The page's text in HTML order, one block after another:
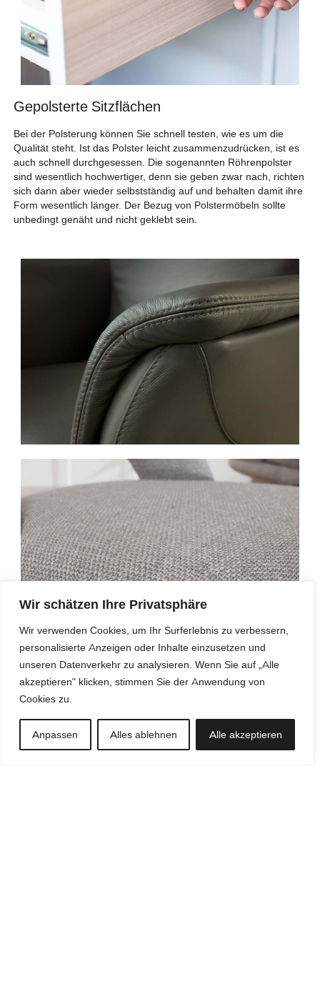
Wir schätzen Ihre Privatsphäre
Wir verwenden Cookies, um Ihr Surferlebnis zu verbessern,
personalisierte Anzeigen oder Inhalte einzusetzen und
unseren Datenverkehr zu analysieren. Wenn Sie auf „Alle
akzeptieren" klicken, stimmen Sie der Anwendung von
Cookies zu.
Anpassen Alles ablehnen Alle akzeptieren
Gepolsterte Sitzflächen
Bei der Polsterung können Sie schnell testen, wie es um die
Qualität steht. Ist das Polster leicht zusammenzudrücken, ist es
auch schnell durchgesessen. Die sogenannten Röhrenpolster
sind wesentlich hochwertiger, denn sie geben zwar nach, richten
sich dann aber wieder selbstständig auf und behalten damit ihre
Form wesentlich länger. Der Bezug von Polstermöbeln sollte
unbedingt genäht und nicht geklebt sein.
In der Mitte durchhängen
oder Textilien auf diese verteilen, gibt der Boden oder das Brett
nach einer Weile in der Mitte nach. Gerade in offenen Regalen